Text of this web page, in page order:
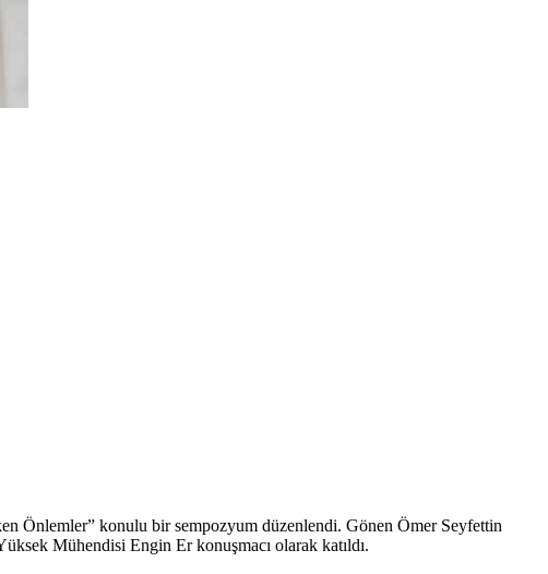
Önlemler” konulu bir sempozyum düzenlendi. Gönen Ömer Seyfettin
Mühendisi Engin Er konuşmacı olarak katıldı.